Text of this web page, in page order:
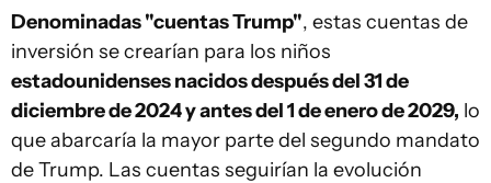
Denominadas "cuentas Trump", estas cuentas de
inversión se crearían para los niños
estadounidenses nacidos después del 31 de
diciembre de 2024 y antes del 1 de enero de 2029, lo
que abarcaría la mayor parte del segundo mandato
de Trump. Las cuentas seguirían la evolución